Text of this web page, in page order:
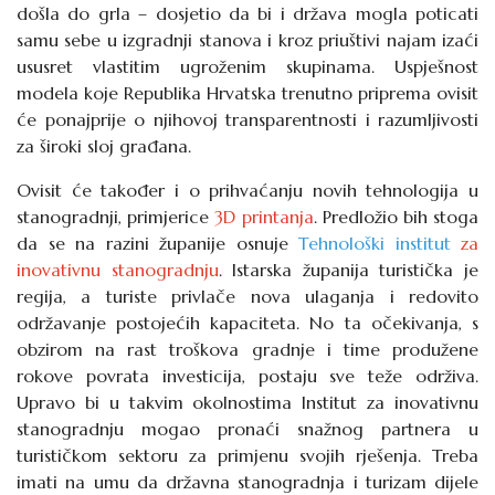
došla do grla – dosjetio da bi i država mogla poticati
samu sebe u izgradnji stanova i kroz priuštivi najam izaći
ususret vlastitim ugroženim skupinama. Uspješnost
modela koje Republika Hrvatska trenutno priprema ovisit
će ponajprije o njihovoj transparentnosti i razumljivosti
za široki sloj građana.
Ovisit će također i o prihvaćanju novih tehnologija u
stanogradnji, primjerice3D printanja. Predložio bih stoga
da se na razini županije osnuje Tehnološki institut za
inovativnu stanogradnju. Istarska županija turistička je
regija, a turiste privlače nova ulaganja i redovito
održavanje postojećih kapaciteta. No ta očekivanja, s
obzirom na rast troškova gradnje i time produžene
rokove povrata investicija, postaju sve teže održiva.
Upravo bi u takvim okolnostima Institut za inovativnu
stanogradnju mogao pronaći snažnog partnera u
turističkom sektoru za primjenu svojih rješenja. Treba
imati na umu da državna stanogradnja i turizam dijele